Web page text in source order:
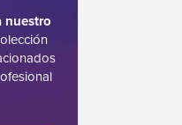
nuestro